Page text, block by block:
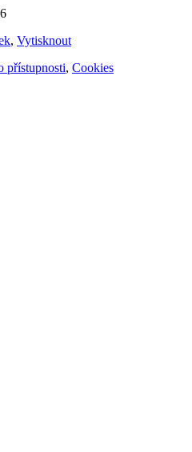
, Vytisknout
přístupnosti, Cookies